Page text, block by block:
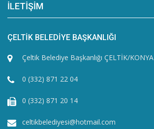
İLETİŞİM
ÇELTİK BELEDİYE BAŞKANLIĞI
Çeltik Belediye Başkanlığı ÇELTİK/KONYA
0 (332) 871 22 04
0 (332) 871 20 14
celtikbelediyesi@hotmail.com